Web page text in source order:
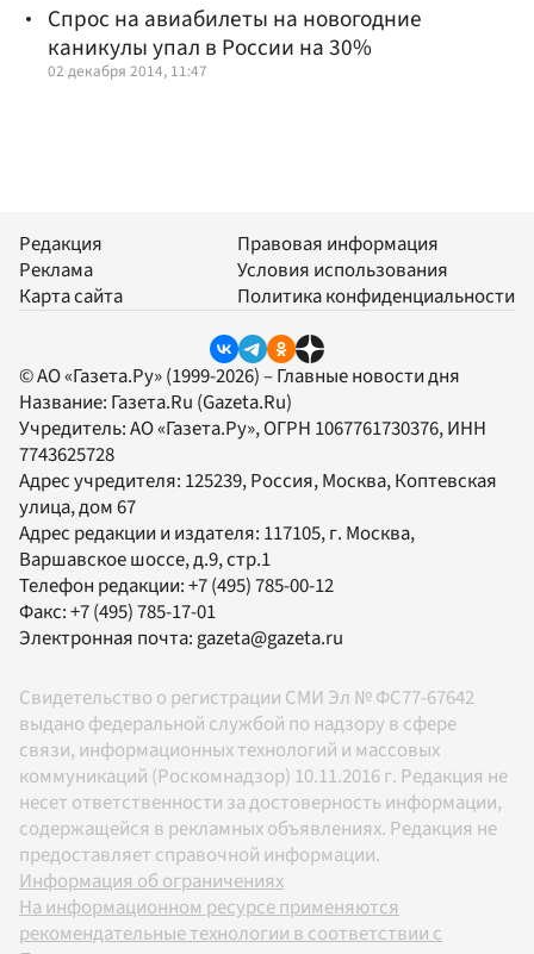
Спрос на авиабилеты на новогодние
каникулы упал в России на 30%
02 декабря 2014, 11:47
Редакция
Реклама
Карта сайта
Правовая информация
Условия использования
Политика конфиденциальности
© АО «Газета.Ру» (1999-2026) – Главные новости дня
Название: Газета.Ru (Gazeta.Ru)
Учредитель:АО «Газета.Ру», ОГРН 1067761730376, ИНН
7743625728
Адрес учредителя: 125239, Россия, Москва, Коптевская
улица, дом 67
Адрес редакции и издателя: 117105, г. Москва,
Варшавское шоссе, д.9, стр.1
Телефон редакции:+7 (495) 785-00-12
Факс:+7 (495) 785-17-01
Электронная почта: gazeta@gazeta.ru
Свидетельство о регистрации СМИ Эл № ФС77-67642
выдано федеральной службой по надзору в сфере
связи, информационных технологий и массовых
коммуникаций (Роскомнадзор) 10.11.2016 г. Редакция не
несет ответственности за достоверность информации,
содержащейся в рекламных объявлениях. Редакция не
предоставляет справочной информации.
Информация об ограничениях
На информационном ресурсе применяются
рекомендательные технологии в соответствии с